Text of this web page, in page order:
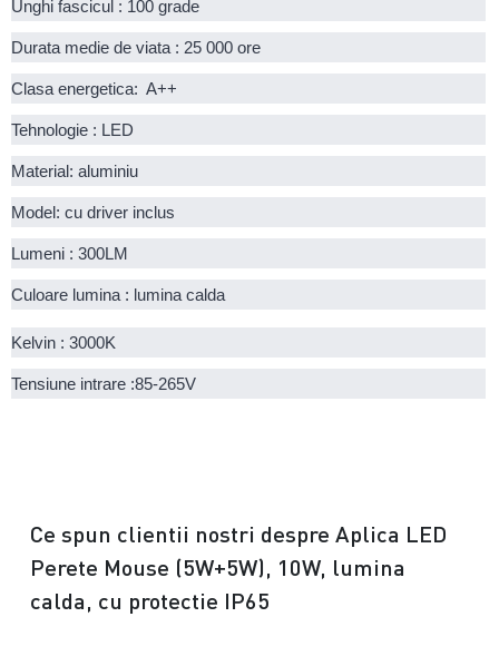
Unghi fascicul : 100 grade
Durata medie de viata : 25 000 ore
Clasa energetica:  A++
Tehnologie : LED
Material: aluminiu
Model: cu driver inclus
Lumeni : 300LM
Culoare lumina : lumina calda
Kelvin : 3000K
Tensiune intrare :85-265V
Ce spun clientii nostri despre Aplica LED
Perete Mouse (5W+5W), 10W, lumina
calda, cu protectie IP65